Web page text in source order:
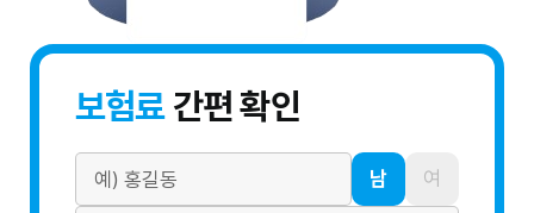
보험료간편 확인
남 여